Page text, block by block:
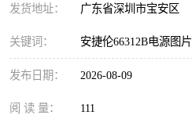
发货地址： 广东省深圳市宝安区
关键词： 安捷伦66312B电源图片
发布日期： 2026-08-09
阅 读 量： 111